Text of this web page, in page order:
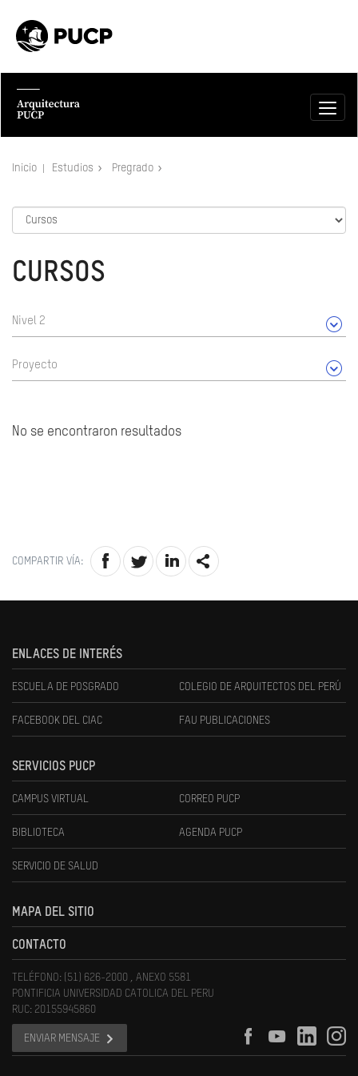
Inicio Estudios Pregrado
CURSOS
Nivel 2
Proyecto
No se encontraron resultados
COMPARTIR VÍA:
ENLACES DE INTERÉS
ESCUELA DE POSGRADO COLEGIO DE ARQUITECTOS DEL PERÚ
FACEBOOK DEL CIAC FAU PUBLICACIONES
SERVICIOS PUCP
CAMPUS VIRTUAL CORREO PUCP
BIBLIOTECA AGENDA PUCP
SERVICIO DE SALUD
MAPA DEL SITIO
CONTACTO
TELÉFONO: (51) 626-2000 , ANEXO 5581
PONTIFICIA UNIVERSIDAD CATOLICA DEL PERU
RUC: 20155945860
ENVIAR MENSAJE